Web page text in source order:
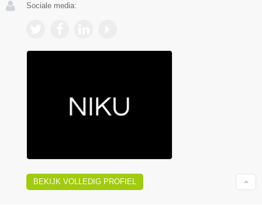
Sociale media:
BEKIJK VOLLEDIG PROFIEL